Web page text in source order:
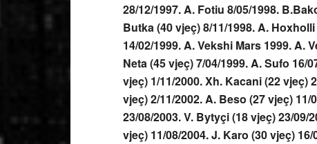
28/12/1997. A. Fotiu 8/05/1998.
Butka (40 vjeç) 8/11/1998. A.
14/02/1999. A. Vekshi Mars 1999. A.
Neta (45 vjeç) 7/04/1999. A. Sufo 16/
vjeç) 1/11/2000. Xh. Kacani (22 vjeç)
vjeç) 2/11/2002. A. Beso (27 vjeç) 11/
23/08/2003. V. Bytyçi (18 vjeç) 23/
vjeç) 11/08/2004. J. Karo (30 vjeç)